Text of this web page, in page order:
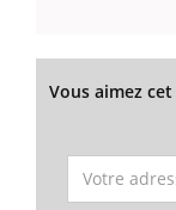
Vous aimez